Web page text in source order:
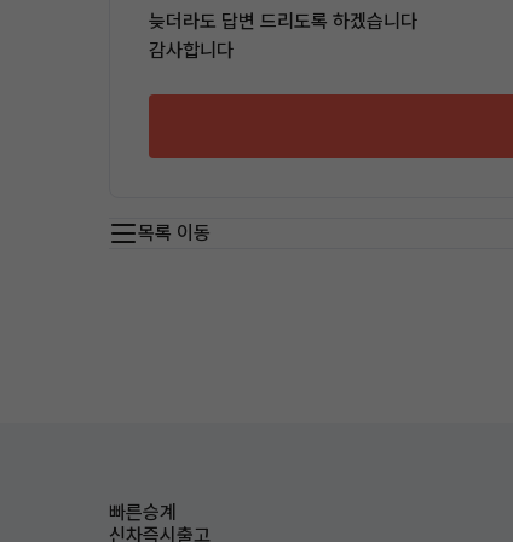
늦더라도 답변 드리도록 하겠습니다
감사합니다
목록 이동
빠른승계
신차즉시출고